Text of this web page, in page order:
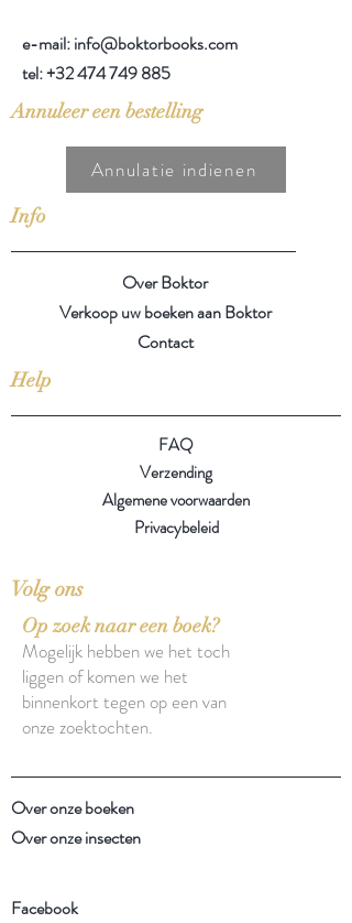
e-mail: info@boktorbooks.com
tel:+32 474 749 885
Annuleer een bestelling
Annulatie indienen
Info
Over Boktor
Verkoop uw boeken aan Boktor
Contact
Help
FAQ
Verzending
Algemene voorwaarden
Privacybeleid
Volg ons
Op zoek naar een boek?
Mogelijk hebben we het toch
liggen of komen we het
binnenkort tegen op een van
onze zoektochten.
Over onze boeken
Over onze insecten
Facebook